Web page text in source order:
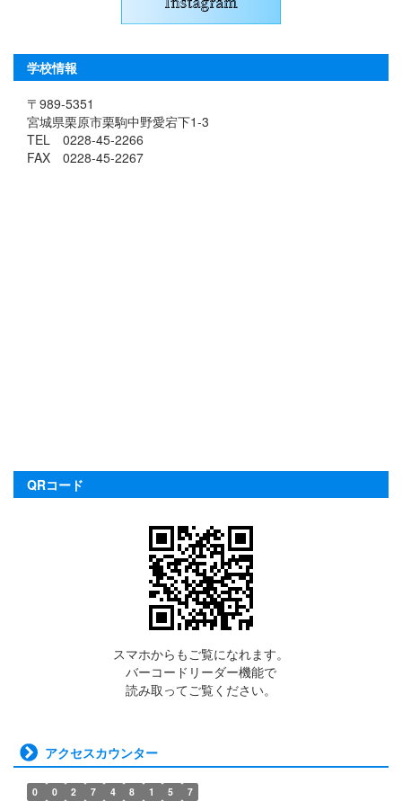
学校情報
〒989-5351
宮城県栗原市栗駒中野愛宕下1-3
TEL 0228-45-2266
FAX 0228-45-2267
QRコード
スマホからもご覧になれます。
バーコードリーダー機能で
読み取ってご覧ください。
アクセスカウンター
0 0 2 7 4 8 1 5 7